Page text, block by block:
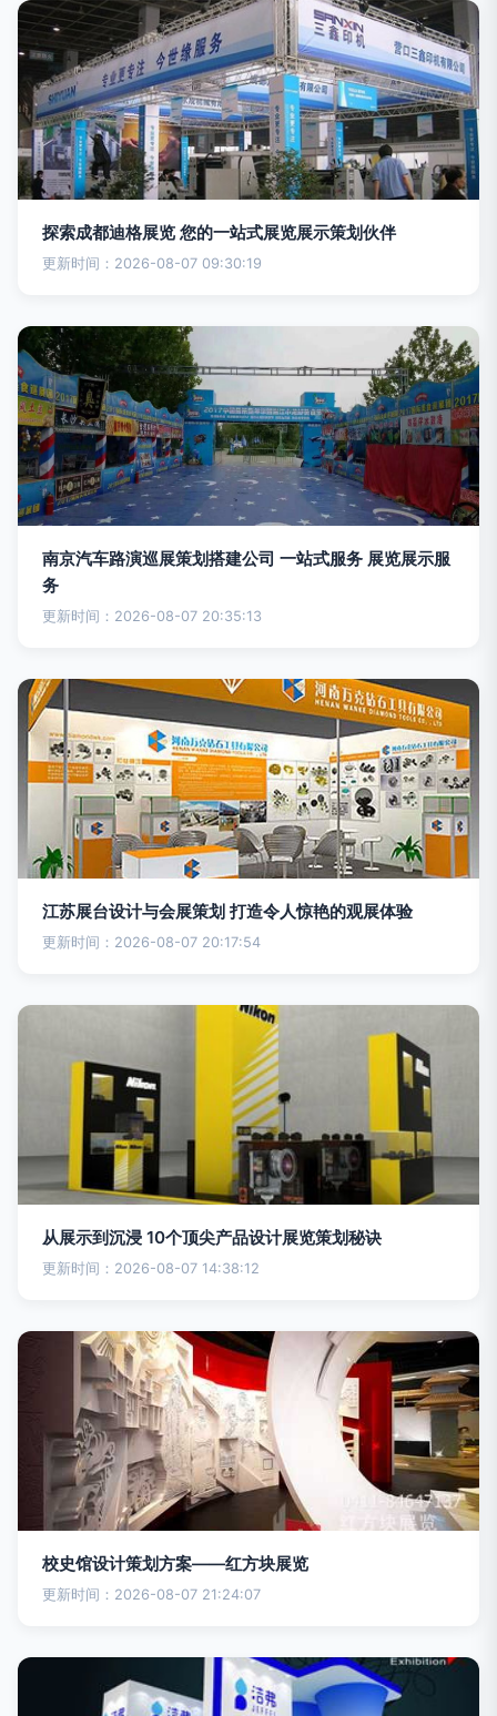
探索成都迪格展览 您的一站式展览展示策划伙伴
更新时间：2026-08-07 09:30:19
南京汽车路演巡展策划搭建公司 一站式服务 展览展示服
务
更新时间：2026-08-07 20:35:13
江苏展台设计与会展策划 打造令人惊艳的观展体验
更新时间：2026-08-07 20:17:54
从展示到沉浸 10个顶尖产品设计展览策划秘诀
更新时间：2026-08-07 14:38:12
校史馆设计策划方案——红方块展览
更新时间：2026-08-07 21:24:07